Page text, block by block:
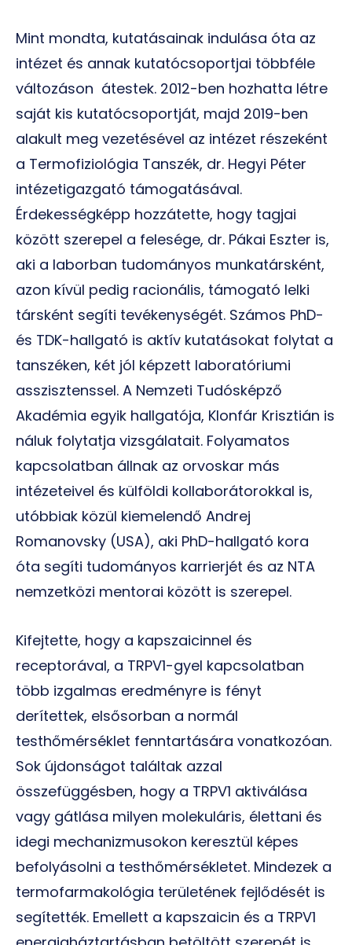
Mint mondta, kutatásainak indulása óta az
intézet és annak kutatócsoportjai többféle
változáson átestek. 2012-ben hozhatta létre
saját kis kutatócsoportját, majd 2019-ben
alakult meg vezetésével az intézet részeként
a Termofiziológia Tanszék, dr. Hegyi Péter
intézetigazgató támogatásával.
Érdekességképp hozzátette, hogy tagjai
között szerepel a felesége, dr. Pákai Eszter is,
aki a laborban tudományos munkatársként,
azon kívül pedig racionális, támogató lelki
társként segíti tevékenységét. Számos PhD-
és TDK-hallgató is aktív kutatásokat folytat a
tanszéken, két jól képzett laboratóriumi
asszisztenssel. A Nemzeti Tudósképző
Akadémia egyik hallgatója, Klonfár Krisztián is
náluk folytatja vizsgálatait. Folyamatos
kapcsolatban állnak az orvoskar más
intézeteivel és külföldi kollaborátorokkal is,
utóbbiak közül kiemelendő Andrej
Romanovsky (USA), aki PhD-hallgató kora
óta segíti tudományos karrierjét és az NTA
nemzetközi mentorai között is szerepel.
Kifejtette, hogy a kapszaicinnel és
receptorával, a TRPV1-gyel kapcsolatban
több izgalmas eredményre is fényt
derítettek, elsősorban a normál
testhőmérséklet fenntartására vonatkozóan.
Sok újdonságot találtak azzal
összefüggésben, hogy a TRPV1 aktiválása
vagy gátlása milyen molekuláris, élettani és
idegi mechanizmusokon keresztül képes
befolyásolni a testhőmérsékletet. Mindezek a
termofarmakológia területének fejlődését is
segítették. Emellett a kapszaicin és a TRPV1